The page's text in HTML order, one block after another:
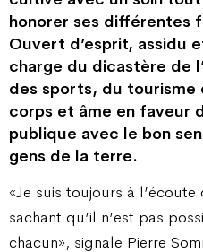
honorer ses différentes
Ouvert d’esprit, assidu
charge du dicastère de
des sports, du tourisme
corps et âme en faveur
publique avec le bon
gens de la terre.
«Je suis toujours à
sachant qu’il n’est pas
chacun», signale Pierre